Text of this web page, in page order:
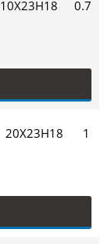
10Х23Н18 0.7
20Х23Н18 1